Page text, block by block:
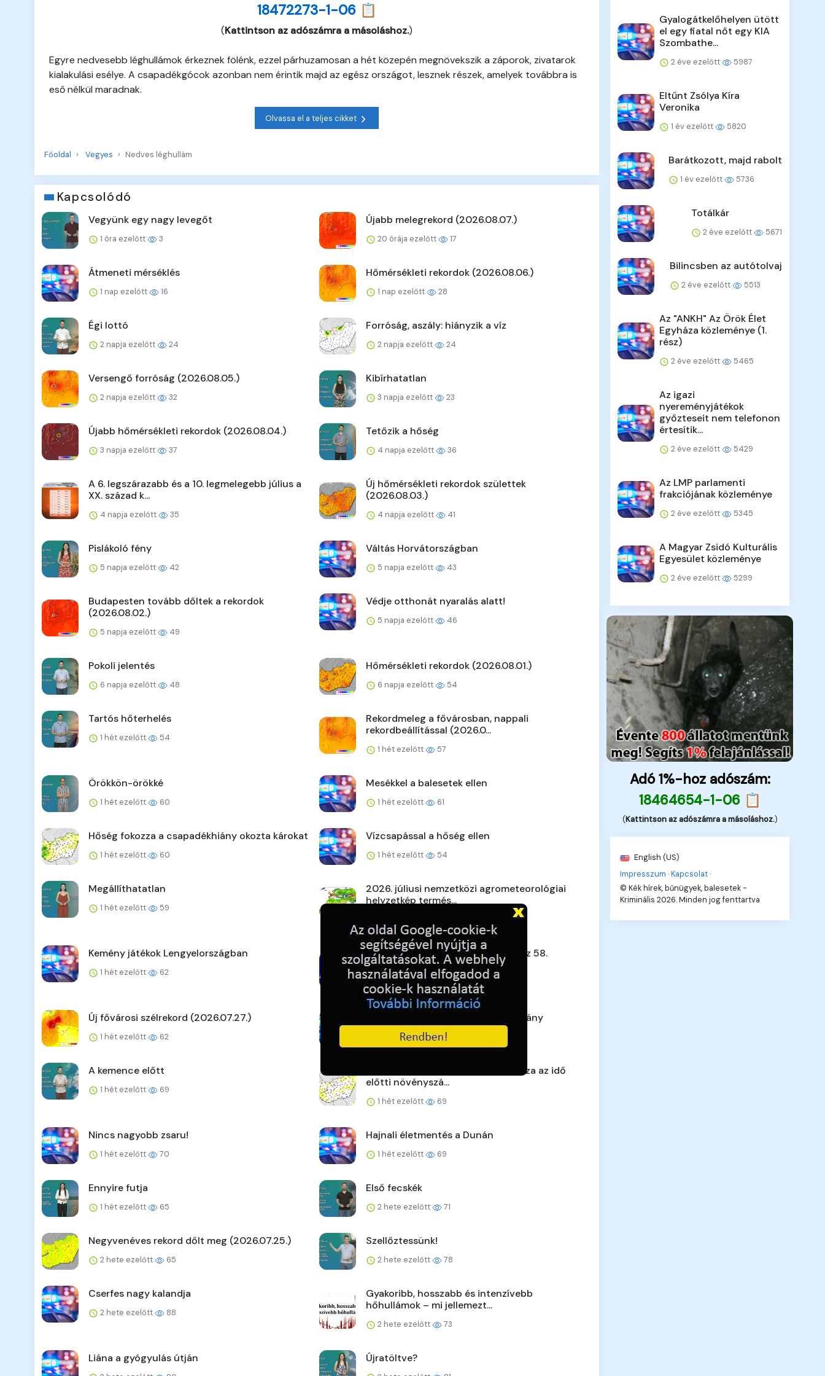
18472273-1-06 📋
(Kattintson az adószámra a másoláshoz.)
Egyre nedvesebb léghullámok érkeznek fölénk, ezzel párhuzamosan a hét közepén megnövekszik a záporok, zivatarok
kialakulási esélye. A csapadékgócok azonban nem érintik majd az egész országot, lesznek részek, amelyek továbbra is
eső nélkül maradnak.
Olvassa el a teljes cikket
Főoldal Vegyes Nedves léghullám
Kapcsolódó
Vegyünk egy nagy levegőt
1 óra ezelőtt 3
Újabb melegrekord (2026.08.07.)
20 órája ezelőtt 17
Átmeneti mérséklés
1 nap ezelőtt 16
Hőmérsékleti rekordok (2026.08.06.)
1 nap ezelőtt 28
Égi lottó
2 napja ezelőtt 24
Forróság, aszály: hiányzik a víz
2 napja ezelőtt 24
Versengő forróság (2026.08.05.)
2 napja ezelőtt 32
Kibírhatatlan
3 napja ezelőtt 23
Újabb hőmérsékleti rekordok (2026.08.04.)
3 napja ezelőtt 37
Tetőzik a hőség
4 napja ezelőtt 36
A 6. legszárazabb és a 10. legmelegebb július a
XX. század k...
4 napja ezelőtt 35
Új hőmérsékleti rekordok születtek
(2026.08.03.)
4 napja ezelőtt 41
Pislákoló fény
5 napja ezelőtt 42
Váltás Horvátországban
5 napja ezelőtt 43
Budapesten tovább dőltek a rekordok
(2026.08.02.)
5 napja ezelőtt 49
Védje otthonát nyaralás alatt!
5 napja ezelőtt 46
Pokoli jelentés
6 napja ezelőtt 48
Hőmérsékleti rekordok (2026.08.01.)
6 napja ezelőtt 54
Tartós hőterhelés
1 hét ezelőtt 54
Rekordmeleg a fővárosban, nappali
rekordbeállítással (2026.0...
1 hét ezelőtt 57
Örökkön-örökké
1 hét ezelőtt 60
Mesékkel a balesetek ellen
1 hét ezelőtt 61
Hőség fokozza a csapadékhiány okozta károkat
1 hét ezelőtt 60
Vízcsapással a hőség ellen
1 hét ezelőtt 54
Megállíthatatlan
1 hét ezelőtt 59
2026. júliusi nemzetközi agrometeorológiai
helyzetkép termés...
Kemény játékok Lengyelországban
1 hét ezelőtt 62
Gyenge szélben, hőségben rajtol az 58.
Kékszalag
1 hét ezelőtt 61
Új fővárosi szélrekord (2026.07.27.)
1 hét ezelőtt 62
Zsaruk a körzetből: Borsodi tanulmány
1 hét ezelőtt 63
A kemence előtt
1 hét ezelőtt 69
A szárazság mellett hőség is fokozza az idő
előtti növényszá...
1 hét ezelőtt 69
Nincs nagyobb zsaru!
1 hét ezelőtt 70
Hajnali életmentés a Dunán
1 hét ezelőtt 69
Ennyire futja
1 hét ezelőtt 65
Első fecskék
2 hete ezelőtt 71
Negyvenéves rekord dőlt meg (2026.07.25.)
2 hete ezelőtt 65
Szellőztessünk!
2 hete ezelőtt 78
Cserfes nagy kalandja
2 hete ezelőtt 88
Gyakoribb, hosszabb és intenzívebb
hőhullámok – mi jellemezt...
2 hete ezelőtt 73
Liána a gyógyulás útján Újratöltve?
Gyalogátkelőhelyen ütött
el egy fiatal nőt egy KIA
Szombathe...
2 éve ezelőtt 5987
Eltűnt Zsólya Kíra
Veronika
1 év ezelőtt 5820
Barátkozott, majd rabolt
1 év ezelőtt 5736
Totálkár
2 éve ezelőtt 5671
Bilincsben az autótolvaj
2 éve ezelőtt 5513
Az "ANKH" Az Örök Élet
Egyháza közleménye (1.
rész)
2 éve ezelőtt 5465
Az igazi
nyereményjátékok
győzteseit nem telefonon
értesítik...
2 éve ezelőtt 5429
Az LMP parlamenti
frakciójának közleménye
2 éve ezelőtt 5345
A Magyar Zsidó Kulturális
Egyesület közleménye
2 éve ezelőtt 5299
Adó 1%-hoz adószám:
18464654-1-06 📋
(Kattintson az adószámra a másoláshoz.)
English (US)
Impresszum ·Kapcsolat ·
© Kék hírek, bűnügyek, balesetek -
Kriminális 2026. Minden jog fenttartva